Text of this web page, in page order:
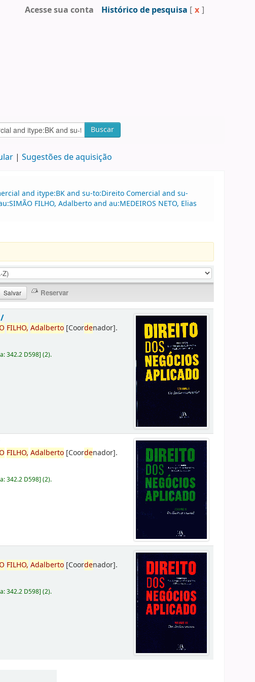
Acesse sua conta Histórico de pesquisa [ x ]
Buscar
Sugestões de aquisição
and itype:BK and su-to:Direito Comercial and su-
FILHO, Adalberto and au:MEDEIROS NETO, Elias
FILHO, Adalberto [Coordenador].
342.2 D598](2).
FILHO, Adalberto [Coordenador].
342.2 D598](2).
FILHO, Adalberto [Coordenador].
342.2 D598](2).